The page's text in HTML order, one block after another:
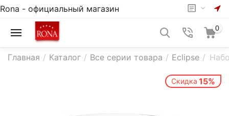
Rona - официальный магазин
0
Главная / Каталог / Все серии товара / Eclipse /
Скидка 15%